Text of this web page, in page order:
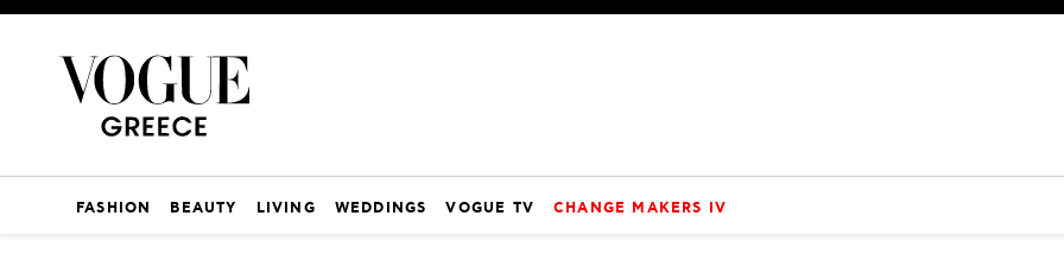
FASHION BEAUTY LIVING WEDDINGS VOGUE TV CHANGE MAKERS IV